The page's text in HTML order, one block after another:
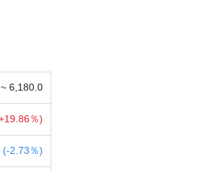
6,180.0
19.86％)
(-2.73％)